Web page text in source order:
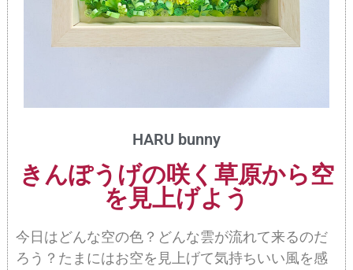
HARU bunny
きんぽうげの咲く草原から空
を見上げよう
今日はどんな空の色？どんな雲が流れて来るのだ
ろう？たまにはお空を見上げて気持ちいい風を感